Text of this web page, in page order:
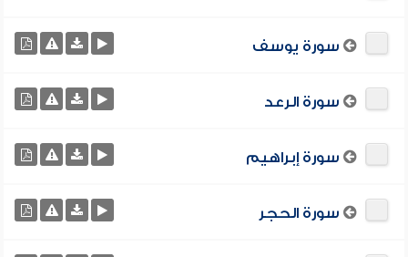
سورة يوسف
سورة الرعد
سورة إبراهيم
سورة الحجر